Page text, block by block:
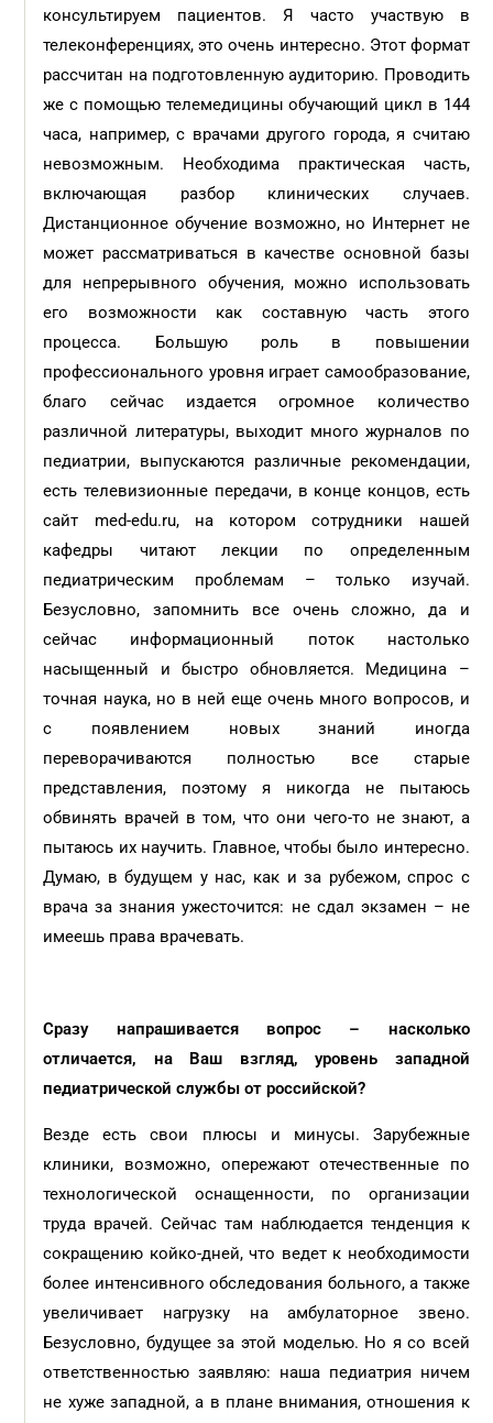
консультируем пациентов. Я часто участвую в
телеконференциях, это очень интересно. Этот формат
рассчитан на подготовленную аудиторию. Проводить
же с помощью телемедицины обучающий цикл в 144
часа, например, с врачами другого города, я считаю
невозможным. Необходима практическая часть,
включающая разбор клинических случаев.
Дистанционное обучение возможно, но Интернет не
может рассматриваться в качестве основной базы
для непрерывного обучения, можно использовать
его возможности как составную часть этого
процесса. Большую роль в повышении
профессионального уровня играет самообразование,
благо сейчас издается огромное количество
различной литературы, выходит много журналов по
педиатрии, выпускаются различные рекомендации,
есть телевизионные передачи, в конце концов, есть
сайт med-edu.ru, на котором сотрудники нашей
кафедры читают лекции по определенным
педиатрическим проблемам – только изучай.
Безусловно, запомнить все очень сложно, да и
сейчас информационный поток настолько
насыщенный и быстро обновляется. Медицина –
точная наука, но в ней еще очень много вопросов, и
с появлением новых знаний иногда
переворачиваются полностью все старые
представления, поэтому я никогда не пытаюсь
обвинять врачей в том, что они чего-то не знают, а
пытаюсь их научить. Главное, чтобы было интересно.
Думаю, в будущем у нас, как и за рубежом, спрос с
врача за знания ужесточится: не сдал экзамен – не
имеешь права врачевать.
Сразу напрашивается вопрос – насколько
отличается, на Ваш взгляд, уровень западной
педиатрической службы от российской?
Везде есть свои плюсы и минусы. Зарубежные
клиники, возможно, опережают отечественные по
технологической оснащенности, по организации
труда врачей. Сейчас там наблюдается тенденция к
сокращению койко-дней, что ведет к необходимости
более интенсивного обследования больного, а также
увеличивает нагрузку на амбулаторное звено.
Безусловно, будущее за этой моделью. Но я со всей
ответственностью заявляю: наша педиатрия ничем
не хуже западной, а в плане внимания, отношения к